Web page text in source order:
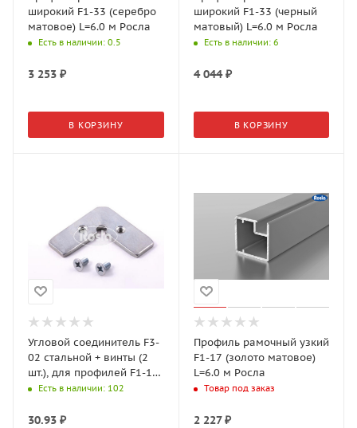
широкий F1-33 (серебро
матовое) L=6.0 м Росла
Есть в наличии: 0.5
3 253 ₽
В КОРЗИНУ
широкий F1-33 (черный
матовый) L=6.0 м Росла
Есть в наличии: 6
4 044₽
В КОРЗИНУ
Угловой соединитель F3-
02 стальной + винты (2
шт.), для профилей F1-17,
F1-31 Росла
Есть в наличии: 102
30.93 ₽
Профиль рамочный узкий
F1-17 (золото матовое)
L=6.0 м Росла
Товар под заказ
2 227₽